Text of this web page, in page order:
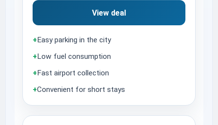
View deal
+ Easy parking in the city
+ Low fuel consumption
+ Fast airport collection
+Convenient for short stays